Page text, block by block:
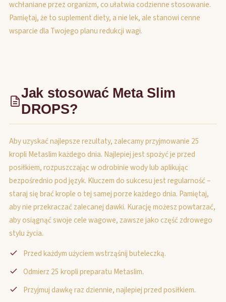
wchłaniane przez organizm, co ułatwia codzienne stosowanie.
Pamiętaj, że to suplement diety, a nie lek, ale stanowi cenne
wsparcie dla Twojego planu redukcji wagi.
Jak stosować Meta Slim
DROPS?
Aby uzyskać najlepsze rezultaty, zalecamy przyjmowanie 25
kropli Metaslim każdego dnia. Najlepiej jest spożyć je przed
posiłkiem, rozpuszczając w odrobinie wody lub aplikując
bezpośrednio pod język. Kluczem do sukcesu jest regularność –
staraj się brać krople o tej samej porze każdego dnia. Pamiętaj,
aby nie przekraczać zalecanej dawki. Kurację możesz powtarzać,
aby osiągnąć swoje cele wagowe, zawsze jako część zdrowego
stylu życia.
Przed każdym użyciem wstrząśnij buteleczką.
Odmierz 25 kropli preparatu Metaslim.
Przyjmuj dawkę raz dziennie, najlepiej przed posiłkiem.